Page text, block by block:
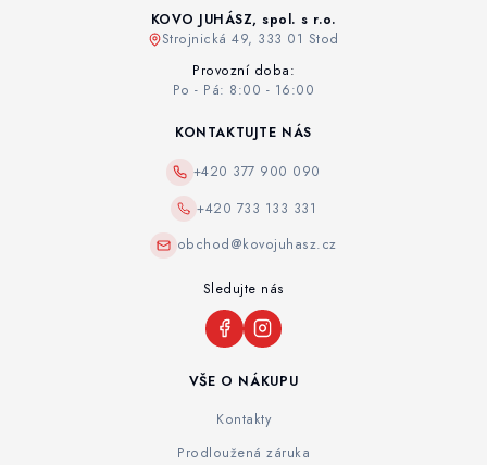
KOVO JUHÁSZ, spol. s r.o.
Strojnická 49, 333 01 Stod
Provozní doba:
Po - Pá: 8:00 - 16:00
VŠE O NÁKUPU
Kontakty
Prodloužená záruka
KONTAKTUJTE NÁS
+420 377 900 090
+420 733 133 331
obchod@kovojuhasz.cz
Sledujte nás